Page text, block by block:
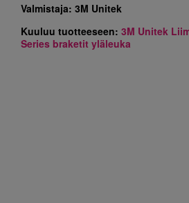
Valmistaja: 3M Unitek
Kuuluu tuotteeseen: 3M Unitek
Series braketit yläleuka